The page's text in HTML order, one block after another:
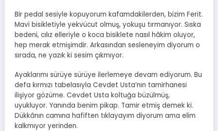
Bir pedal sesiyle kopuyorum kafamdakilerden, bizim Ferit.
Mavi bisikletiyle yekvücut olmuş, yokuşu tırmanıyor. Sıska
bedeni, cılız elleriyle o koca bisiklete nasıl hâkim oluyor,
hep merak etmişimdir. Arkasından sesleneyim diyorum o
sırada, ne yazık ki sesim çıkmıyor.
Ayaklarımı sürüye sürüye ilerlemeye devam ediyorum. Bu
defa kırmızı tabelasıyla Cevdet Usta’nın tamirhanesi
ilişiyor gözüme. Cevdet Usta koltuğa büzülmüş,
uyukluyor. Yanında benim pikap. Tamir etmiş demek ki.
Dükkânın camına hafiften tıklayayım diyorum ama elim
kalkmıyor yerinden.